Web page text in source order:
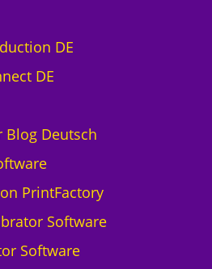
DE
DE
Blog Deutsch
PrintFactory
Software
Software